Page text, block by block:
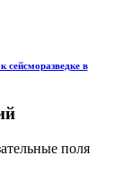
сейсморазведке в
поля